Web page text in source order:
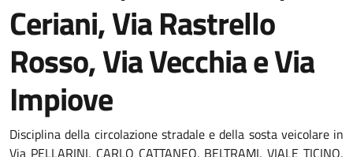
Ceriani, Via Rastrello
Rosso, Via Vecchia e Via
Impiove
Disciplina della circolazione stradale e della sosta veicolare in
Via PELLARINI, CARLO CATTANEO, BELTRAMI, VIALE TICINO,